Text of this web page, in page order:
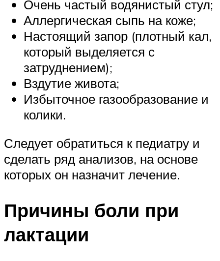
Очень частый водянистый стул;
Аллергическая сыпь на коже;
Настоящий запор (плотный кал,
который выделяется с
затруднением);
Вздутие живота;
Избыточное газообразование и
колики.
Следует обратиться к педиатру и
сделать ряд анализов, на основе
которых он назначит лечение.
Причины боли при
лактации